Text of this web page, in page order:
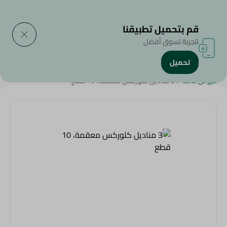
الرئيسية/المنظفات
عروض عامة/3 مناديل كلوركس معقمة، 10 قطع
قم بتحميل تطبيقنا
لتجربة تسوق أفضل
تحميل